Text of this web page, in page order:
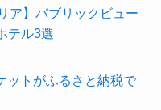
ア】パブリックビュー
テル3選
ットがふるさと納税で